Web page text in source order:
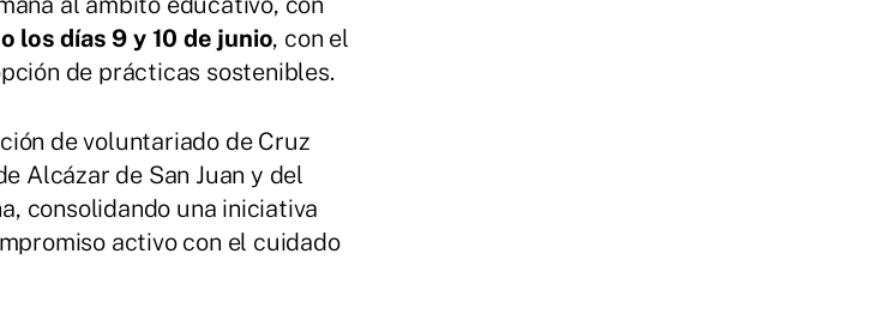
los días 9 y 10 de junio, con el
de prácticas sostenibles.
de voluntariado de Cruz
Alcázar de San Juan y del
consolidando una iniciativa
activo con el cuidado